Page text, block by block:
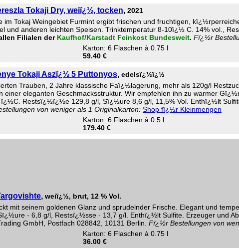
Tokaji Dry, weiï¿½, tocken, 2021
im Tokaj Weingebiet Furmint ergibt frischen und fruchtigen,
und anderen leichten Speisen. Trinktemperatur 8-10ï¿½ C. 14% vol.,
Filialen der Kaufhof/Karstadt Feinkost Bundesweit. Fï¿½r
Karton: 6 Flaschen à 0.75 l
59.40 €
Tokaji Aszï¿½ 5 Puttonyos, edelsï¿½ï¿½
Trauben, 2 Jahre klassische Faï¿½lagerung, mehr als 120g/l
einer eleganten Geschmacksstruktur. Wir empfehlen ihn zu warmer
ï¿½C. Restsï¿½ï¿½e 129,8 g/l, Sï¿½ure 8,6 g/l, 11,5% Vol. Enthï¿½lt
von weniger als 1 Originalkarton: Shop fï¿½r Kleinmengen
Karton: 6 Flaschen à 0.5 l
179.40 €
, weiï¿½, brut, 12 % Vol.
mit seinem goldenen Glanz und sprudelnder Frische. Elegant und
- 6,8 g/l, Restsï¿½sse - 13,7 g/l. Enthï¿½lt Sulfite. Erzeuger und
GmbH, Postfach 028842, 10131 Berlin. Fï¿½r Bestellungen von
Karton: 6 Flaschen à 0.75 l
36.00 €